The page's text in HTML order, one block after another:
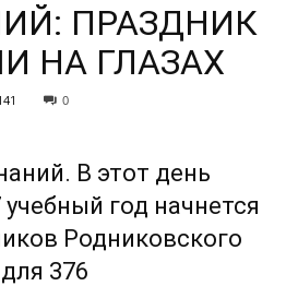
проспект
—
Официальный
ПРАЗДНИК
НА ГЛАЗАХ
0
В этот день
год начнется
Родниковского
376